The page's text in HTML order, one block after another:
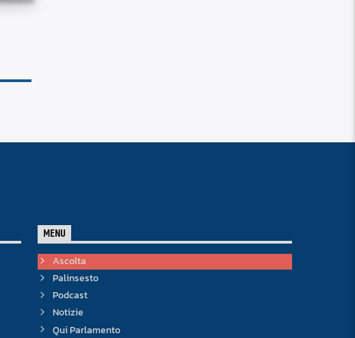
MENU
Ascolta
Palinsesto
Podcast
Notizie
Qui Parlamento